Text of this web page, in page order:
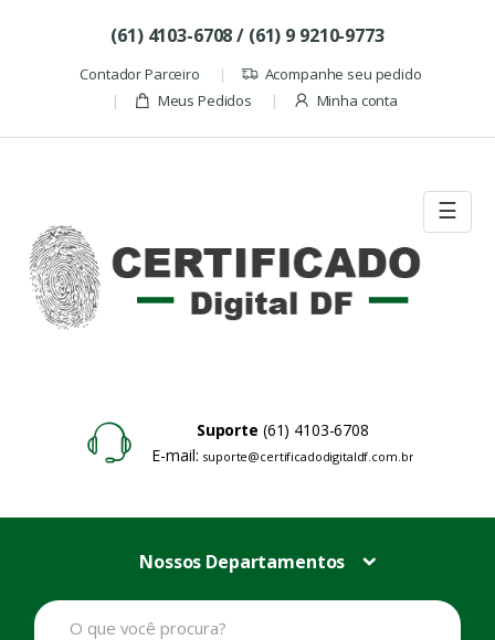
(61) 4103-6708 / (61) 9 9210-9773
Contador Parceiro
Acompanhe seu pedido
Meus Pedidos
Minha conta
☰
Suporte (61) 4103-6708
E-mail: suporte@certificadodigitaldf.com.br
Nossos Departamentos
B
u